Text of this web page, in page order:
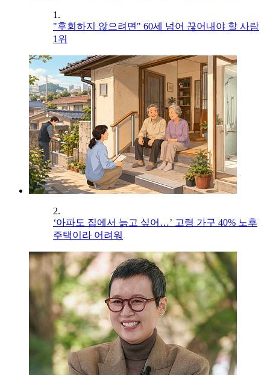
1.
"후회하지 않으려면" 60세 넘어 끊어내야 할 사람
1위
2.
‘아파도 집에서 늙고 싶어…’ 고령 가구 40% 노후
주택이라 어려워